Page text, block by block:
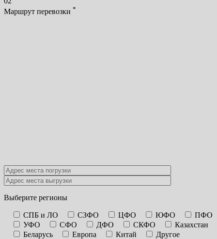
Маршрут перевозки *
Выберите регионы
СПБ и ЛО СЗФО ЦФО ЮФО
ПФО
УФО
СФО ДФО СКФО
Казахстан
Беларусь
Европа Китай
Другое